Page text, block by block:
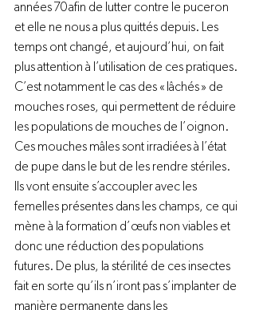
années 70 afin de lutter contre le puceron
et elle ne nous a plus quittés depuis. Les
temps ont changé, et aujourd’hui, on fait
plus attention à l’utilisation de ces pratiques.
C’est notamment le cas des « lâchés » de
mouches roses, qui permettent de réduire
les populations de mouches de l’oignon.
Ces mouches mâles sont irradiées à l’état
de pupe dans le but de les rendre stériles.
Ils vont ensuite s’accoupler avec les
femelles présentes dans les champs, ce qui
mène à la formation d’œufs non viables et
donc une réduction des populations
futures. De plus, la stérilité de ces insectes
fait en sorte qu’ils n’iront pas s’implanter de
manière permanente dans les